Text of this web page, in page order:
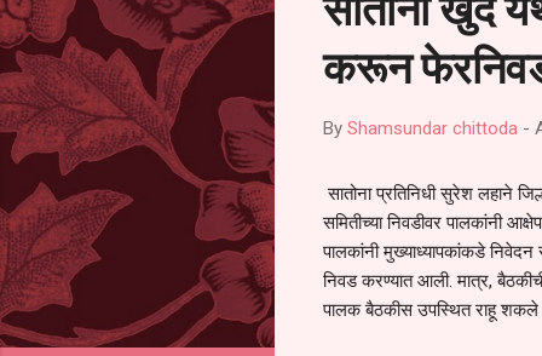
करून
By Shamsundar chittoda -
सातोना प्रतिनिधी सुरेश लहाने
समितीच्या निवडीवर पालकांनी
पालकांनी मुख्याध्यापकांकडे
निवड करण्यात आली. मात्र,
पालक बैठकीस उपस्थित राहू शकले